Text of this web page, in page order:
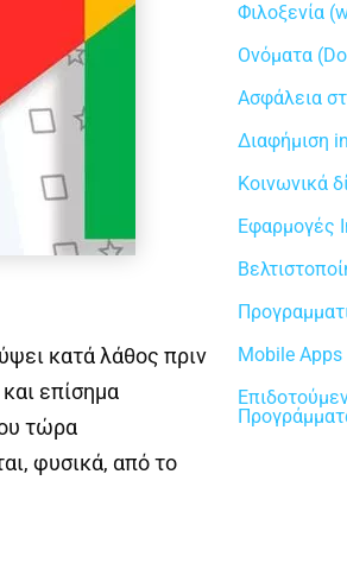
κατά λάθος πριν
επίσημα
τώρα
φυσικά, από το
Φιλοξενία
Ονόματα
Ασφάλεια
Διαφήμιση
Κοινωνικά
Εφαρμογές
Mobile Apps